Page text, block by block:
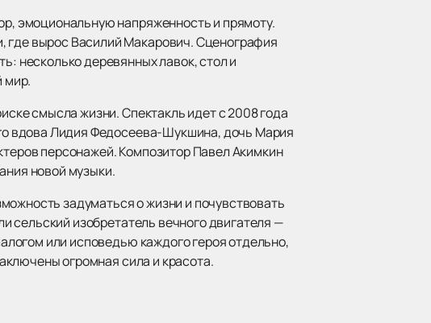
эмоциональную напряженность и прямоту.
где вырос Василий Макарович. Сценография
несколько деревянных лавок, стол и
мир.
смысла жизни. Спектакль идет с 2008 года
вдова Лидия Федосеева-Шукшина, дочь Мария
персонажей. Композитор Павел Акимкин
новой музыки.
задуматься о жизни и почувствовать
сельский изобретатель вечного двигателя —
или исповедью каждого героя отдельно,
огромная сила и красота.